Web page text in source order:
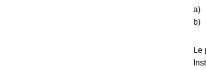
a)
b)
Le